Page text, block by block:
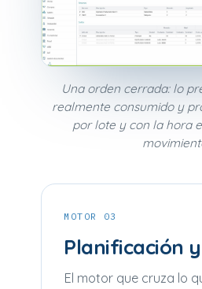
Una orden cerrada: lo
realmente consumido y
por lote y con la hora
MOTOR 03
Planificación y
El motor que cruza lo